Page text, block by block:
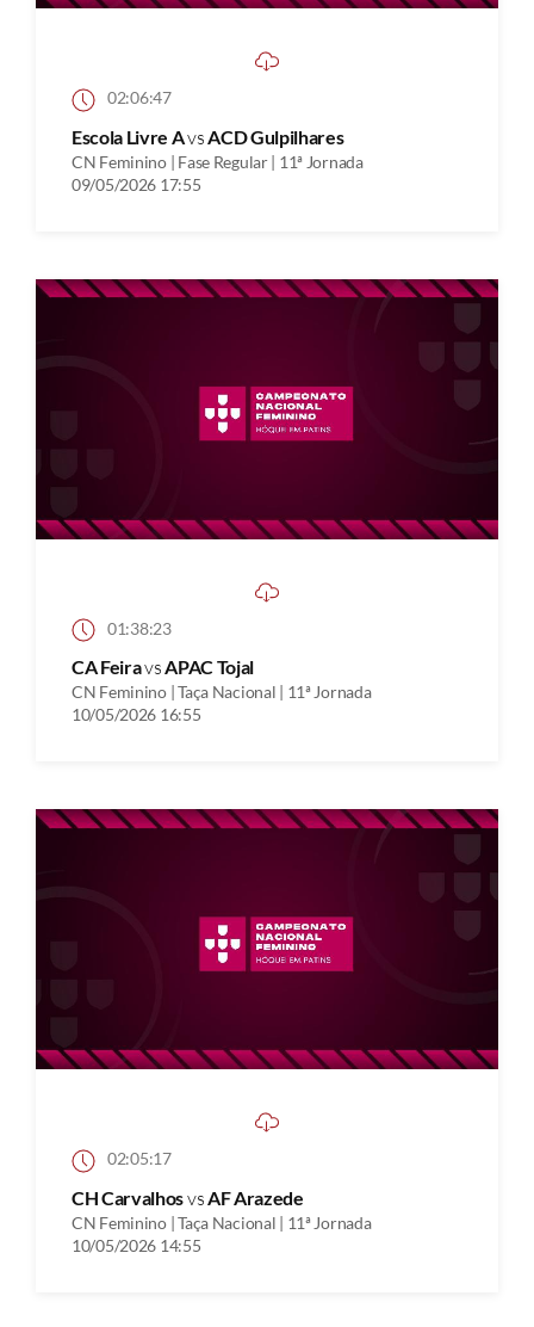
02:06:47
Escola Livre AvsACD Gulpilhares
CN Feminino | Fase Regular | 11ª Jornada
09/05/2026 17:55
01:38:23
CA FeiravsAPAC Tojal
CN Feminino | Taça Nacional | 11ª Jornada
10/05/2026 16:55
02:05:17
CH Carvalhosvs AF Arazede
CN Feminino | Taça Nacional | 11ª Jornada
10/05/2026 14:55